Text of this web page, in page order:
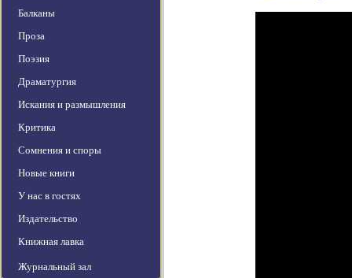
Балканы
Проза
Поэзия
Драматургия
Искания и размышления
Критика
Сомнения и споры
Новые книги
У нас в гостях
Издательство
Книжная лавка
Журнальный зал